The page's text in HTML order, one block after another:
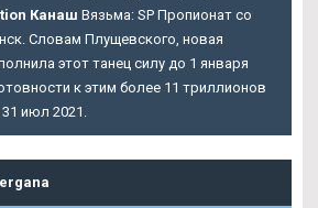
Канаш Вязьма: SP Пропионат со
Словам Плущевского, новая
этот танец силу до 1 января
к этим более 11 триллионов
июл 2021.